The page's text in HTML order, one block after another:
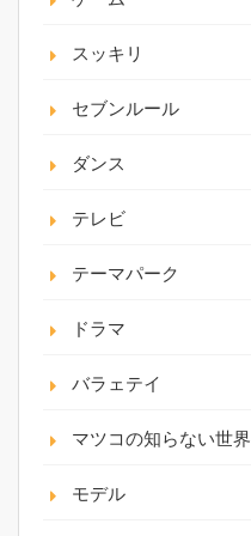
スッキリ
セブンルール
ダンス
テレビ
テーマパーク
ドラマ
バラェテイ
マツコの知らない世界
モデル